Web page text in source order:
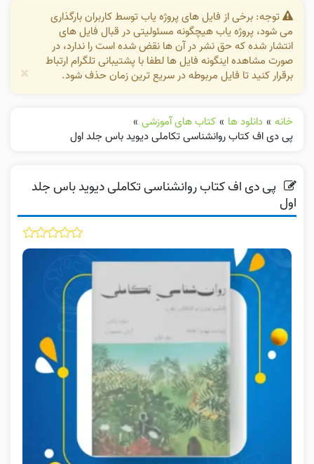
توجه: برخی از فایل های پروژه یاب توسط کاربران بارگذاری
می شود، پروژه یاب هیچگونه مسئولیتی در قبال فایل های
انتشار شده که حق نشر در آن ها نقض شده است را ندارد، در
صورت مشاهده اینگونه فایل ها لطفا با پشتیبانی تلگرام ارتباط
برقرار کنید تا فایل مربوطه در سریع ترین زمان حذف شود.
×
خانه » دانلود ها » کتاب های آموزشی »
پی دی اف کتاب روانشناسی تکاملی دیوید باس جلد اول
پی دی اف کتاب روانشناسی تکاملی دیوید باس جلد
اول